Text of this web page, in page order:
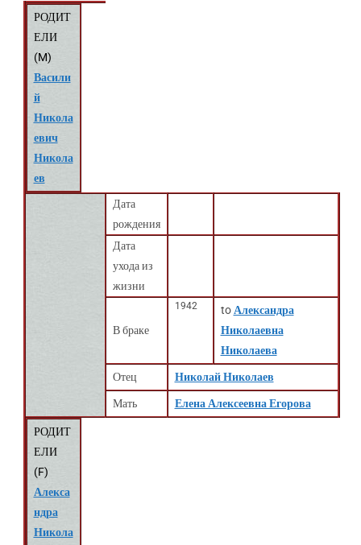
РОДИТ
ЕЛИ
(M)
Васили
й
Никола
евич
Никола
ев
Дата
рождения
Дата
ухода из
жизни
В браке
1942 to Александра
Николаевна
Николаева
Отец Николай Николаев
Мать Елена Алексеевна Егорова
РОДИТ
ЕЛИ
(F)
Алекса
ндра
Никола